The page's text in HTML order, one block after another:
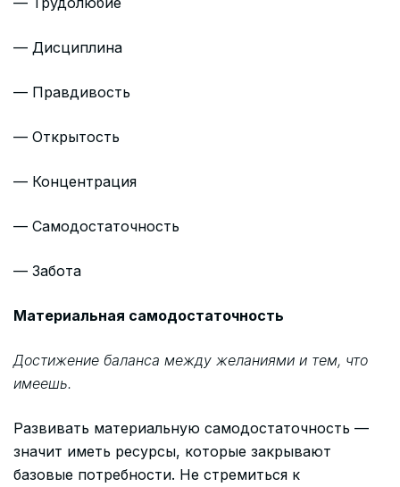
— Дисциплина
— Правдивость
— Открытость
— Концентрация
— Самодостаточность
— Забота
Материальная самодостаточность
Достижение баланса между желаниями и тем, что
имеешь.
Развивать материальную самодостаточность —
значит иметь ресурсы, которые закрывают
базовые потребности. Не стремиться к